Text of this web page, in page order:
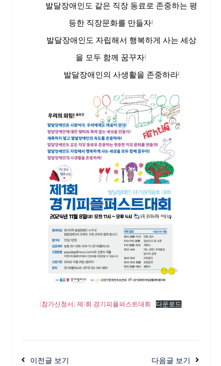
발달장애인도 같은 직장 동료로 존중하는 평
등한 직장문화를 만들자!
발달장애인도 자립해서 행복하게 사는 세상
을 모두 함께 꿈꾸자!
발달장애인의 사생활을 존중하라!
(참가신청서) 제1회 경기피플퍼스트대회 다운로드
이전글 보기 다음글 보기